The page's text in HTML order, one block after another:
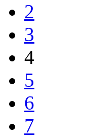
2
3
4
5
6
7